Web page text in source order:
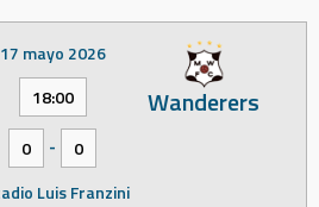
Wanderers
17 mayo 2026
18:00
0 -
0
Luis Franzini